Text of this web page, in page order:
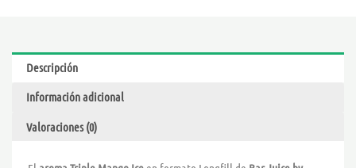
Descripción
Información adicional
Valoraciones (0)